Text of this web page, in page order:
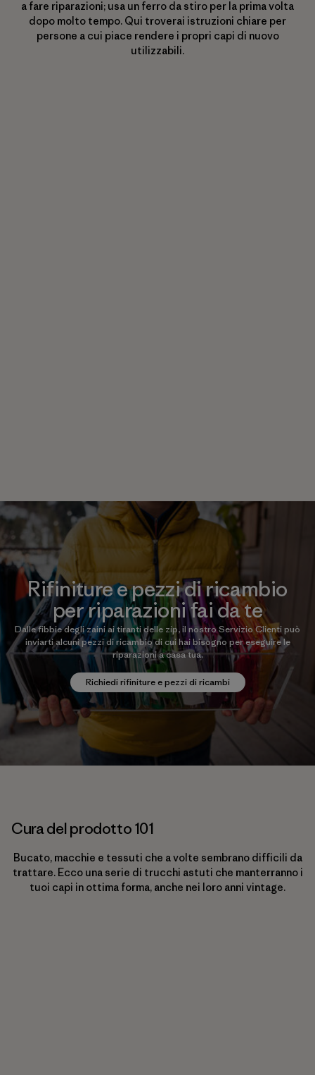
a fare riparazioni; usa un ferro da stiro per la prima volta
dopo molto tempo. Qui troverai istruzioni chiare per
persone a cui piace rendere i propri capi di nuovo
utilizzabili.
Rifiniture e pezzi di ricambio
per riparazioni fai da te
Dalle fibbie degli zaini ai tiranti delle zip, il nostro Servizio Clienti può
inviarti alcuni pezzi di ricambio di cui hai bisogno per eseguire le
riparazioni a casa tua.
Richiedi rifiniture e pezzi di ricambi
Cura del prodotto 101
Bucato, macchie e tessuti che a volte sembrano difficili da
trattare. Ecco una serie di trucchi astuti che manterranno i
tuoi capi in ottima forma, anche nei loro anni vintage.